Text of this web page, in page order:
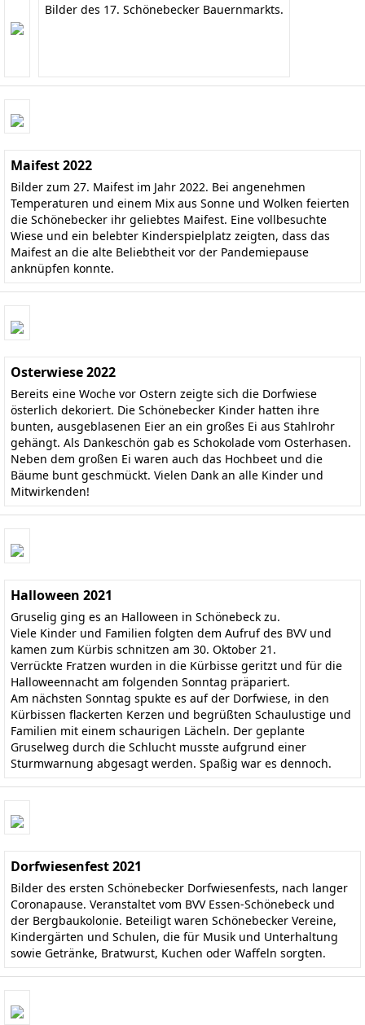
Bilder des 17. Schönebecker Bauernmarkts.
Maifest 2022
Bilder zum 27. Maifest im Jahr 2022. Bei angenehmen
Temperaturen und einem Mix aus Sonne und Wolken feierten
die Schönebecker ihr geliebtes Maifest. Eine vollbesuchte
Wiese und ein belebter Kinderspielplatz zeigten, dass das
Maifest an die alte Beliebtheit vor der Pandemiepause
anknüpfen konnte.
Osterwiese 2022
Bereits eine Woche vor Ostern zeigte sich die Dorfwiese
österlich dekoriert. Die Schönebecker Kinder hatten ihre
bunten, ausgeblasenen Eier an ein großes Ei aus Stahlrohr
gehängt. Als Dankeschön gab es Schokolade vom Osterhasen.
Neben dem großen Ei waren auch das Hochbeet und die
Bäume bunt geschmückt. Vielen Dank an alle Kinder und
Mitwirkenden!
Halloween 2021
Gruselig ging es an Halloween in Schönebeck zu.
Viele Kinder und Familien folgten dem Aufruf des BVV und
kamen zum Kürbis schnitzen am 30. Oktober 21.
Verrückte Fratzen wurden in die Kürbisse geritzt und für die
Halloweennacht am folgenden Sonntag präpariert.
Am nächsten Sonntag spukte es auf der Dorfwiese, in den
Kürbissen flackerten Kerzen und begrüßten Schaulustige und
Familien mit einem schaurigen Lächeln. Der geplante
Gruselweg durch die Schlucht musste aufgrund einer
Sturmwarnung abgesagt werden. Spaßig war es dennoch.
Dorfwiesenfest 2021
Bilder des ersten Schönebecker Dorfwiesenfests, nach langer
Coronapause. Veranstaltet vom BVV Essen-Schönebeck und
der Bergbaukolonie. Beteiligt waren Schönebecker Vereine,
Kindergärten und Schulen, die für Musik und Unterhaltung
sowie Getränke, Bratwurst, Kuchen oder Waffeln sorgten.